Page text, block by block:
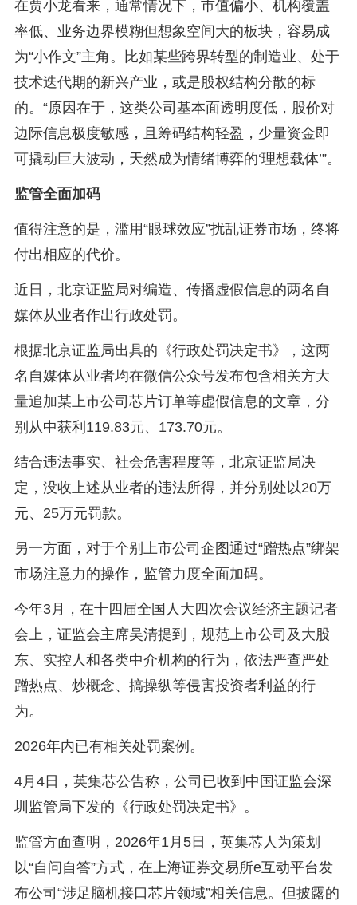
在贾小龙看来，通常情况下，市值偏小、机构覆盖
率低、业务边界模糊但想象空间大的板块，容易成
为“小作文”主角。比如某些跨界转型的制造业、处于
技术迭代期的新兴产业，或是股权结构分散的标
的。“原因在于，这类公司基本面透明度低，股价对
边际信息极度敏感，且筹码结构轻盈，少量资金即
可撬动巨大波动，天然成为情绪博弈的‘理想载体’”。
监管全面加码
值得注意的是，滥用“眼球效应”扰乱证券市场，终将
付出相应的代价。
近日，北京证监局对编造、传播虚假信息的两名自
媒体从业者作出行政处罚。
根据北京证监局出具的《行政处罚决定书》，这两
名自媒体从业者均在微信公众号发布包含相关方大
量追加某上市公司芯片订单等虚假信息的文章，分
别从中获利119.83元、173.70元。
结合违法事实、社会危害程度等，北京证监局决
定，没收上述从业者的违法所得，并分别处以20万
元、25万元罚款。
另一方面，对于个别上市公司企图通过“蹭热点”绑架
市场注意力的操作，监管力度全面加码。
今年3月，在十四届全国人大四次会议经济主题记者
会上，证监会主席吴清提到，规范上市公司及大股
东、实控人和各类中介机构的行为，依法严查严处
蹭热点、炒概念、搞操纵等侵害投资者利益的行
为。
2026年内已有相关处罚案例。
4月4日，英集芯公告称，公司已收到中国证监会深
圳监管局下发的《行政处罚决定书》。
监管方面查明，2026年1月5日，英集芯人为策划
以“自问自答”方式，在上海证券交易所e互动平台发
布公司“涉足脑机接口芯片领域”相关信息。但披露的